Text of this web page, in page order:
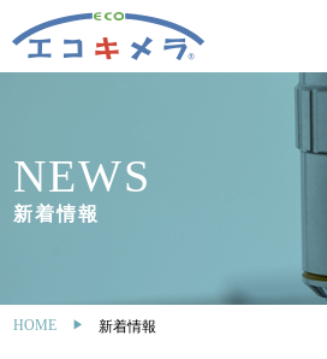
NEWS
新着情報
HOME 新着情報